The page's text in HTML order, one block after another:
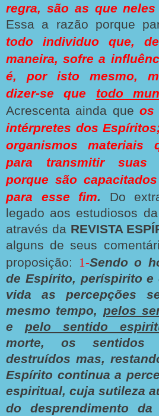
regra, são as que
Essa a razão porque
todo individuo que,
maneira, sofre a
é, por isto mesmo,
dizer-se que todo
Acrescenta ainda que os
intérpretes dos
organismos materiais
para transmitir suas
porque são
para esse fim.
Do
legado aos estudiosos
através da REVISTA
alguns de seus
proposição:
1-Sendo o
de Espírito, períspirito e
vida as percepções
mesmo tempo, pelos
e pelo sentido
morte, os sentidos
destruídos mas,
Espírito continua a
espiritual, cuja sutileza
do desprendimento da